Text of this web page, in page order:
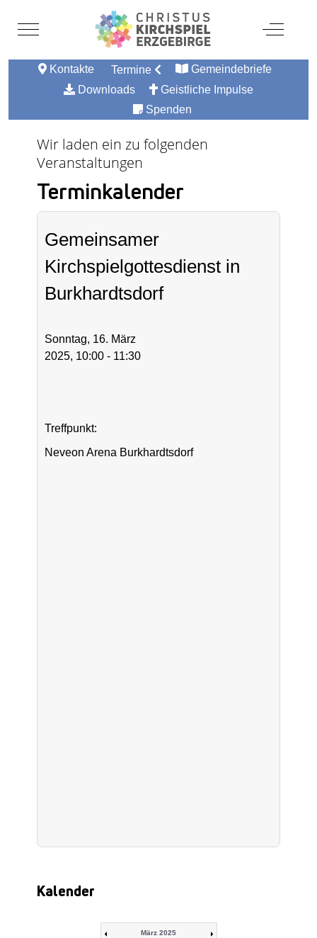
Mobile Menu Toggle Off-
Kontakte Termine
Gemeindebriefe
Downloads
Geistliche Impulse
Spenden
Wir laden ein zu folgenden
Veranstaltungen
Terminkalender
Gemeinsamer
Kirchspielgottesdienst in
Burkhardtsdorf
Sonntag, 16. März
2025, 10:00 - 11:30
Treffpunkt:
Neveon Arena Burkhardtsdorf
Kalender
März 2025